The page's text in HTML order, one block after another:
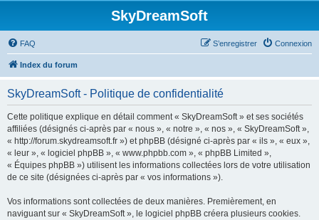
SkyDreamSoft
FAQ Connexion
S’enregistrer
Index du forum
SkyDreamSoft - Politique de confidentialité
Cette politique explique en détail comment « SkyDreamSoft » et ses sociétés
affiliées (désignés ci-après par « nous », « notre », « nos », « SkyDreamSoft »,
« http://forum.skydreamsoft.fr ») et phpBB (désigné ci-après par « ils », « eux »,
« leur », « logiciel phpBB », « www.phpbb.com », « phpBB Limited »,
« Équipes phpBB ») utilisent les informations collectées lors de votre utilisation
de ce site (désignées ci-après par « vos informations »).
Vos informations sont collectées de deux manières. Premièrement, en
naviguant sur « SkyDreamSoft », le logiciel phpBB créera plusieurs cookies.